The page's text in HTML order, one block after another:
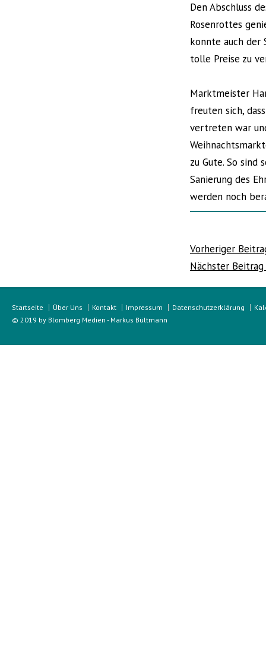
Den Abschluss
Rosenrottes
konnte auch der
tolle Preise zu
Marktmeister
freuten sich,
vertreten war
zu Gute. So sind
Sanierung des
werden noch
Vorheriger
Nächster Beitrag
Startseite Über Uns Kontakt Impressum Datenschutzerklärung
© 2019 by Blomberg Medien - Markus Bültmann